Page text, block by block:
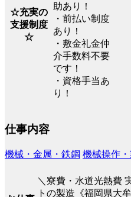
☆充実の
支援制度
☆
助あり！
・前払い制度
あり！
・敷金礼金仲
介手数料不要
です！
・資格手当あ
り！
仕事内容
機械・金属・鉄鋼 機械操作
＼寮費・水道光熱費
トの製造《福岡県大牟